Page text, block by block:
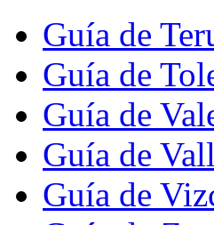
Guía de
Guía de
Guía de
Guía de
Guía de